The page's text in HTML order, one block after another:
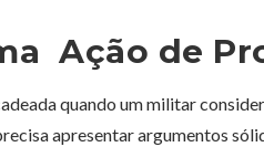
Ação de
quando um militar
apresentar argumentos